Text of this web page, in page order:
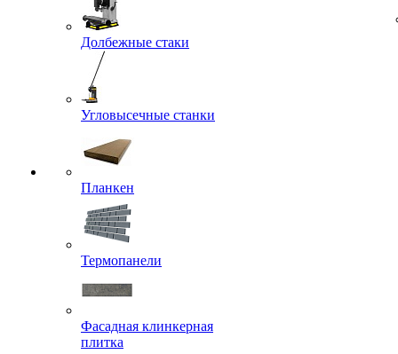
Долбежные стаки
Угловысечные станки
Планкен
Термопанели
Фасадная клинкерная
плитка